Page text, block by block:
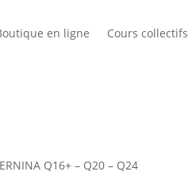
en ligne Cours collectifs
Q16+ – Q20 – Q24